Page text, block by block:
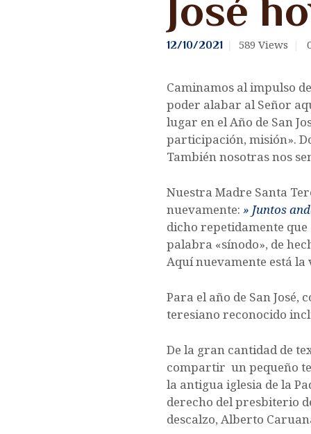
CONTÁCTANOS12/10/2021 589 Views
Caminamos al impulso
poder alabar al Señor
lugar en el Año de San
participación, misión».
También nosotras nos
Nuestra Madre Santa
nuevamente: » Juntos
dicho repetidamente
palabra «sínodo», de
Aquí nuevamente está la
Para el año de San José,
teresiano reconocido
De la gran cantidad de
compartir un pequeño
la antigua iglesia de la
derecho del presbiterio
descalzo, Alberto